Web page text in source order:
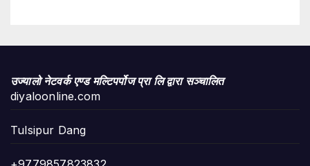
उज्यालो नेटवर्क एण्ड मल्टिपर्पोज प्रा लि द्वारा सञ्चालित
diyaloonline.com
Tulsipur Dang